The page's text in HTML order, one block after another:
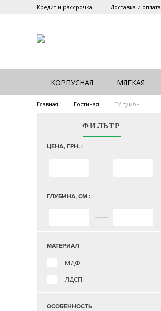
Кредит и рассрочка Доставка и оплата
КОРПУСНАЯ МЯГКАЯ
Главная Гостиная TV тумбы
ФИЛЬТР
ЦЕНА, ГРН. :
ГЛУБИНА, СМ :
МАТЕРИАЛ
МДФ
ЛДСП
ОСОБЕННОСТЬ